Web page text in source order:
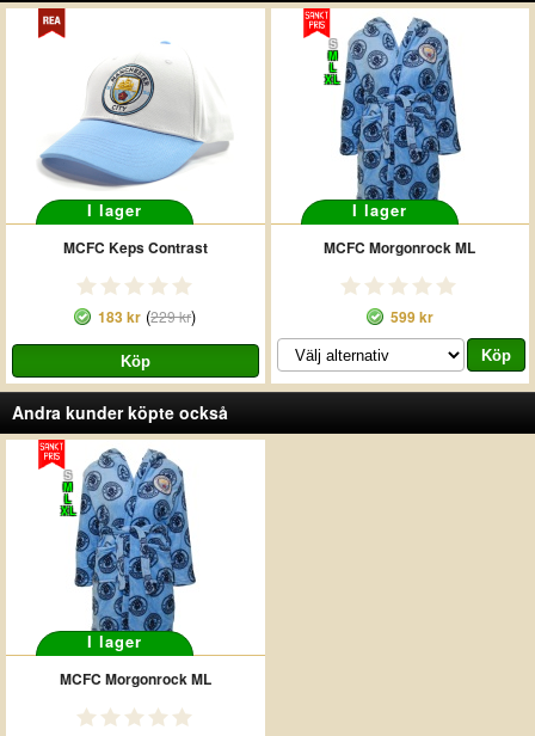
I lager
MCFC Keps Contrast
183 kr (229 kr)
S
M
L
XL
I lager
MCFC Morgonrock ML
599 kr
Andra kunder köpte också
S
M
L
XL
I lager
MCFC Morgonrock ML